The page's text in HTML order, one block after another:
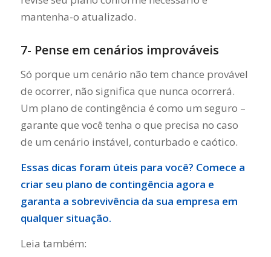
mantenha-o atualizado.
7- Pense em cenários improváveis
Só porque um cenário não tem chance provável
de ocorrer, não significa que nunca ocorrerá.
Um plano de contingência é como um seguro –
garante que você tenha o que precisa no caso
de um cenário instável, conturbado e caótico.
Essas dicas foram úteis para você? Comece a
criar seu plano de contingência agora e
garanta a sobrevivência da sua empresa em
qualquer situação.
Leia também: